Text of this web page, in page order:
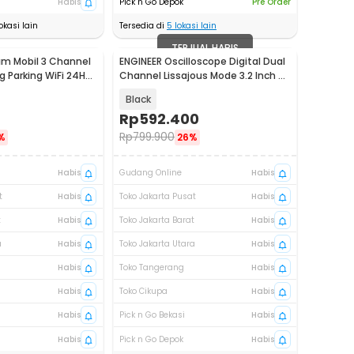
lain
Tersedia di 5 lokasi lain
Mobil 3 Channel
Parking WiFi 24H
Habis
Habis
Habis
Habis
Habis
Habis
Habis
Habis
TERJUAL HABIS
ENGINEER Oscilloscope Digital Dual
Channel Lissajous Mode 3.2 Inch -
Black
Rp592.400
Rp799.900 26%
Gudang Online
Habis
Toko Jakarta Pusat
Habis
Toko Jakarta Barat
Habis
Toko Jakarta Utara
Habis
Toko Tangerang
Habis
Toko Cikupa
Habis
Pick n Go Bekasi
Habis
Pick n Go Depok Habis